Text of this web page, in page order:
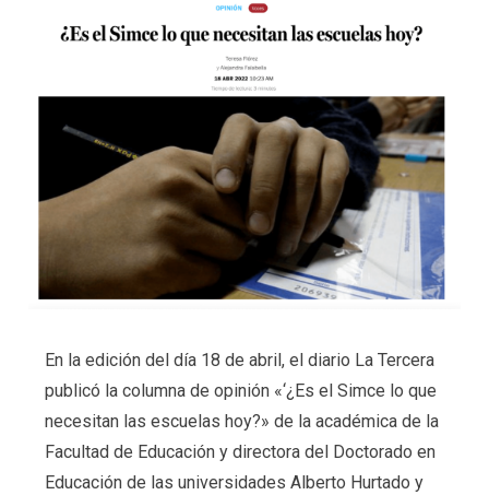
En la edición del día 18 de abril, el diario La Tercera
publicó la columna de opinión «‘¿Es el Simce lo que
necesitan las escuelas hoy?» de la académica de la
Facultad de Educación y directora del Doctorado en
Educación de las universidades Alberto Hurtado y